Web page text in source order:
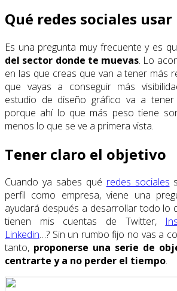
Qué redes sociales usar
Es una pregunta muy frecuente y es
del sector donde te muevas. Lo
en las que creas que van a tener más
que vayas a conseguir más
estudio de diseño gráfico va a tener
porque ahí lo que más peso tiene
menos lo que se ve a primera vista.
Tener claro el objetivo
Cuando ya sabes qué redes sociales
perfil como empresa, viene una
ayudará después a desarrollar todo lo
tienen mis cuentas de Twitter,
Linkedin…? Sin un rumbo fijo no vas a
tanto, proponerse una serie de
centrarte y a no perder el tiempo.